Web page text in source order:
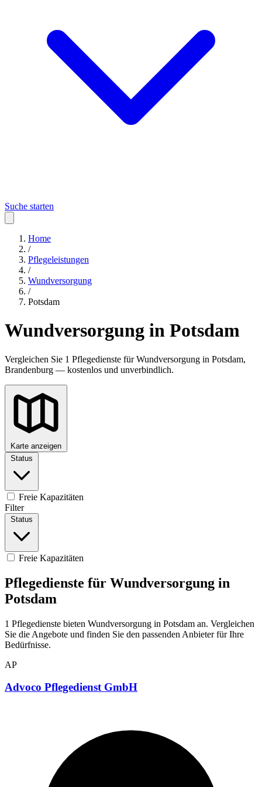
Suche starten
Home
/
Pflegeleistungen
/
Wundversorgung
/
Potsdam
Wundversorgung in Potsdam
Vergleichen Sie 1 Pflegedienste für Wundversorgung in Potsdam,
Brandenburg — kostenlos und unverbindlich.
Karte anzeigen
Status
Freie Kapazitäten
Filter
Status
Freie Kapazitäten
Pflegedienste für Wundversorgung in
Potsdam
1 Pflegedienste bieten Wundversorgung in Potsdam an. Vergleichen
Sie die Angebote und finden Sie den passenden Anbieter für Ihre
Bedürfnisse.
AP
Advoco Pflegedienst GmbH